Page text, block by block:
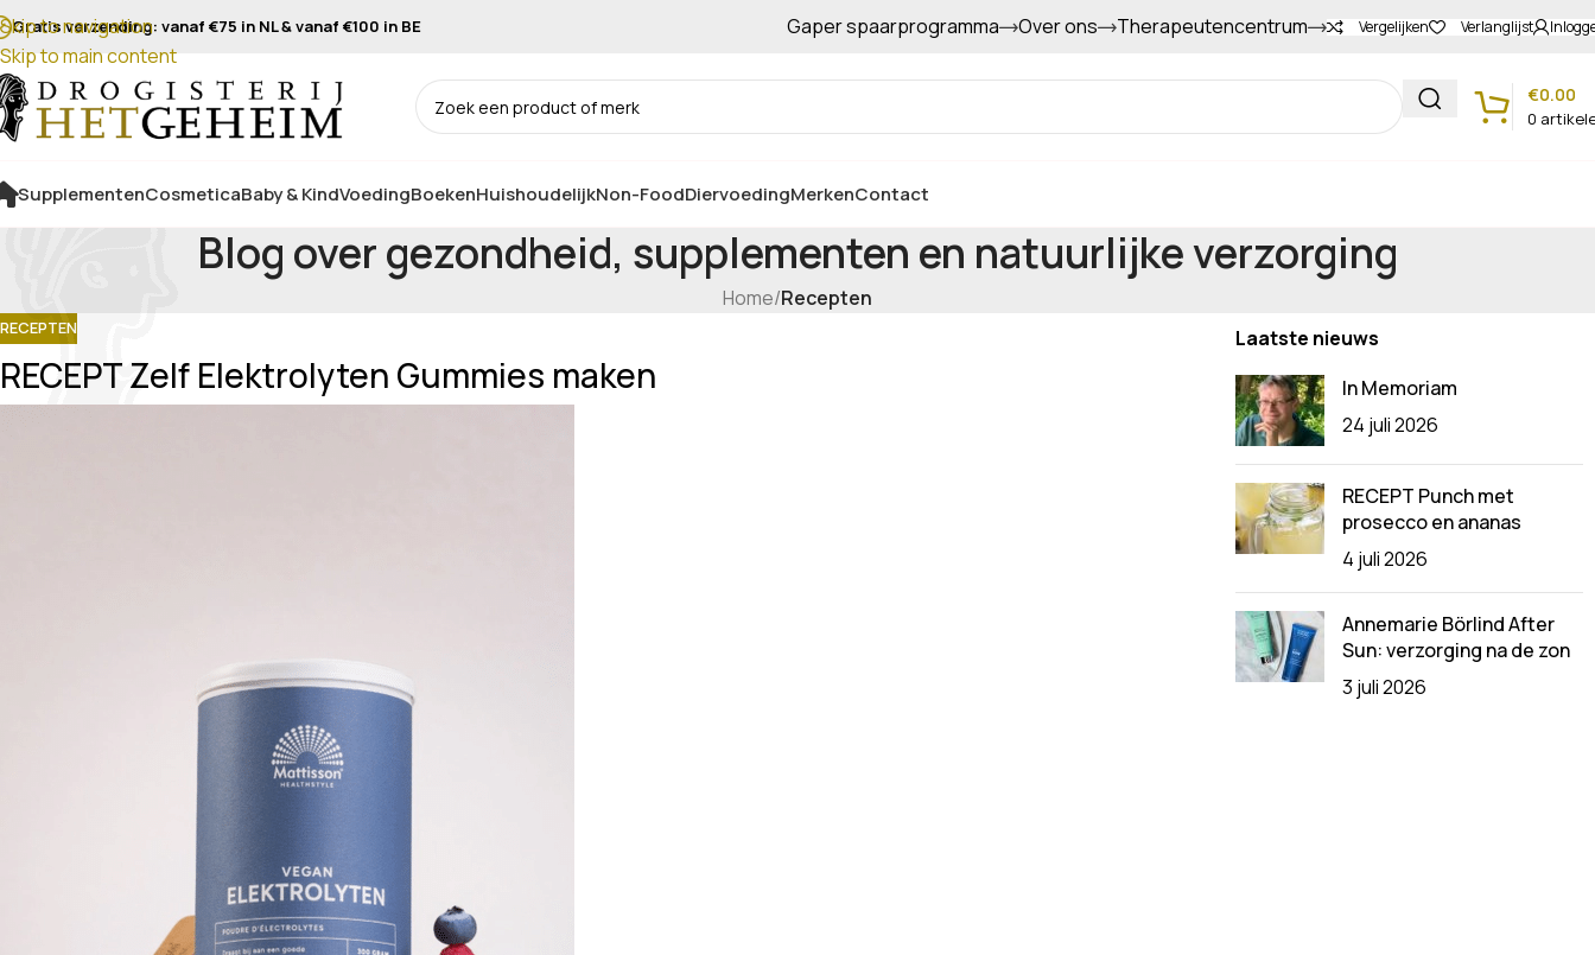
Skip to navigation
Skip to main content
Gratis verzending: vanaf €75 in NL & vanaf €100 in BE Gratis afhalen in de winkel Gapers sparen voor extra korting
Gaper spaarprogramma Over ons Therapeutencentrum Vergelijken Verlanglijst
0
€0.00
SupplementenCosmeticaBaby & KindVoedingBoekenHuishoudelijkNon-FoodDiervoedingMerkenContact
Blog over gezondheid, supplementen en natuurlijke verzorging
Home/Recepten
RECEPTEN
RECEPT Zelf Elektrolyten Gummies maken
Laatste nieuws
In Memoriam
24 juli 2026
RECEPT Punch met
prosecco en ananas
4 juli 2026
Annemarie Börlind After
Sun: verzorging na de zon
3 juli 2026